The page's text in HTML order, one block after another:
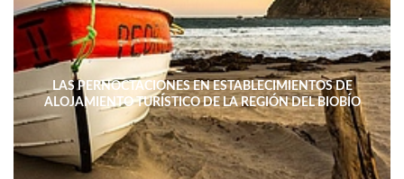
LAS PERNOCTACIONES EN ESTABLECIMIENTOS DE
ALOJAMIENTO TURÍSTICO DE LA REGIÓN DEL BIOBÍO
DISMINUYERON 15,4% INTERANUAL